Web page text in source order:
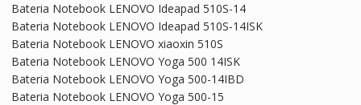
Bateria Notebook LENOVO Ideapad 510S-14
Bateria Notebook LENOVO Ideapad 510S-14ISK
Bateria Notebook LENOVO xiaoxin 510S
Bateria Notebook LENOVO Yoga 500 14ISK
Bateria Notebook LENOVO Yoga 500-14IBD
Bateria Notebook LENOVO Yoga 500-15